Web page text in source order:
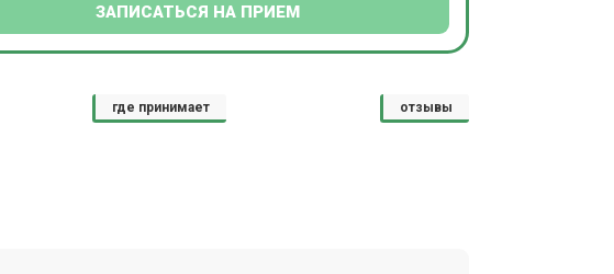
ЗАПИСАТЬСЯ НА ПРИЕМ
где принимает отзывы